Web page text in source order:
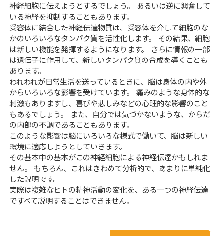
神経細胞に伝えようとするでしょう。 あるいは逆に興奮して
いる神経を抑制することもあります。
受容体に結合した神経伝達物質は、受容体を介して細胞のな
かのいろいろなタンパク質を活性化します。 その結果、細胞
は新しい機能を発揮するようになります。 さらに情報の一部
は遺伝子に作用して、新しいタンパク質の合成を導くことも
あります。
われわれが日常生活を送っているときに、脳は身体の内や外
からいろいろな影響を受けています。 痛みのような身体的な
刺激もありますし、喜びや悲しみなどの心理的な影響のこと
もあるでしょう。 また、自分では気づかないような、からだ
の内部の不調であることもあります。
このような影響は脳にいろいろな様式で働いて、脳は新しい
環境に適応しようとしていきます。
その基本中の基本がこの神経細胞による神経伝達かもしれま
せん。 もちろん、これはきわめて分析的で、あまりに単純化
した説明です。
実際は複雑なヒトの精神活動の変化を、ある一つの神経伝達
ですべて説明することはできません。